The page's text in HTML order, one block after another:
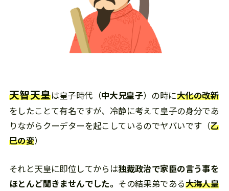
天智天皇は皇子時代（中大兄皇子）の時に大化の改新
をしたことて有名ですが、冷静に考えて皇子の身分であ
りながらクーデターを起こしているのでヤバいです（乙
巳の変）
それと天皇に即位してからは独裁政治で家臣の言う事を
ほとんど聞きませんでした。 その結果弟である大海人皇